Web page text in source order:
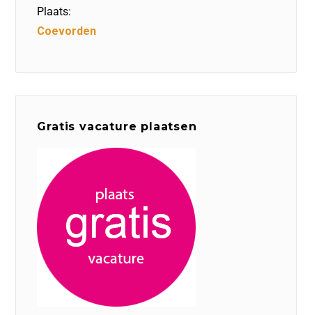
Plaats:
Coevorden
Gratis vacature plaatsen